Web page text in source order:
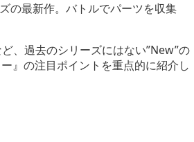
の最新作。バトルでパーツを収集
、過去のシリーズにはない”New”の
』の注目ポイントを重点的に紹介し